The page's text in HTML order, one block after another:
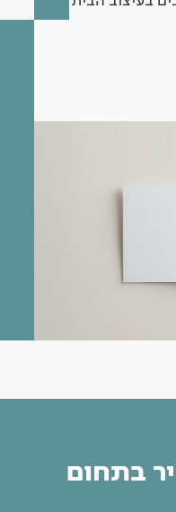
בתחום